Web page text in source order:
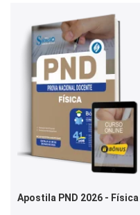
Apostila PND 2026 - Física